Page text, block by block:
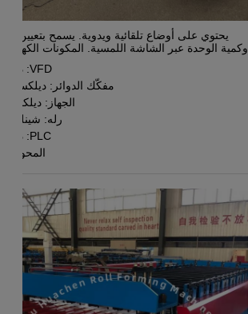
يحتوي على أوضاع تلقائية ويدوية. يسمح بتعيين
وكمية الوحدة عبر الشاشة اللمسية. المكونات
VFD: دلتا
مفكّك الدوائر: ديلكسي
الجهاز: ديلكس
رله: شينلينغ
PLC: دلتا
المحول: